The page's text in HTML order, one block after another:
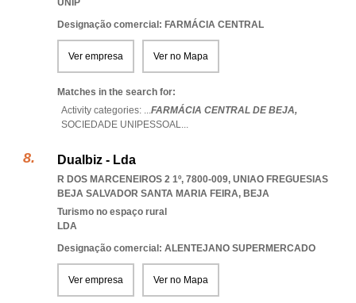
UNIP
Designação comercial: FARMÁCIA CENTRAL
Ver empresa Ver no Mapa
Matches in the search for:
Activity categories: ...FARMÁCIA CENTRAL DE BEJA,
SOCIEDADE UNIPESSOAL...
Dualbiz - Lda
R DOS MARCENEIROS 2 1º, 7800-009, UNIAO FREGUESIAS
BEJA SALVADOR SANTA MARIA FEIRA, BEJA
Turismo no espaço rural
LDA
Designação comercial: ALENTEJANO SUPERMERCADO
Ver empresa Ver no Mapa